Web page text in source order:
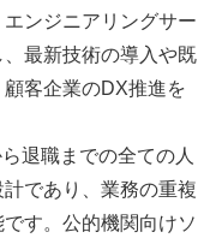
ンジニアリングサー
最新技術の導入や既
客企業のDX推進を
退職までの全ての人
であり、業務の重複
す。公的機関向けソ